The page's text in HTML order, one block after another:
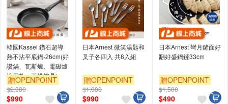
韓國Kassel 鑽石超導
熱不沾平底鍋-26cm(好
讚鍋、瓦斯爐、電磁爐
適用款、不挑爐具)
贈OPENPOINT
$2,980
$990
日本Arnest 微笑湯匙和
叉子各四入 共8入組
贈OPENPOINT
$1,980
$990
日本Arnest 彎月鏟面好
翻好盛鍋鏟33cm
贈OPENPOINT
$1,500
$490